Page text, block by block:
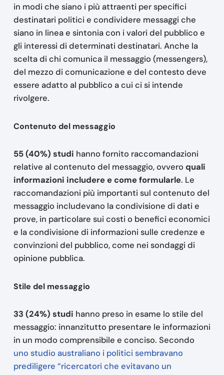
in modi che siano i più attraenti per specifici
destinatari politici e condividere messaggi che
siano in linea e sintonia con i valori del pubblico e
gli interessi di determinati destinatari. Anche la
scelta di chi comunica il messaggio (messengers),
del mezzo di comunicazione e del contesto deve
essere adatto al pubblico a cui ci si intende
rivolgere.
Contenuto del messaggio
55 (40%) studi hanno fornito raccomandazioni
relative al contenuto del messaggio, ovvero quali
informazioni includere e come formularle. Le
raccomandazioni più importanti sul contenuto del
messaggio includevano la condivisione di dati e
prove, in particolare sui costi o benefici economici
e la condivisione di informazioni sulle credenze e
convinzioni del pubblico, come nei sondaggi di
opinione pubblica.
Stile del messaggio
33 (24%) studi hanno preso in esame lo stile del
messaggio: innanzitutto presentare le informazioni
in un modo comprensibile e conciso. Secondo
uno studio australiano i politici sembravano
prediligere “ricercatori che evitavano un